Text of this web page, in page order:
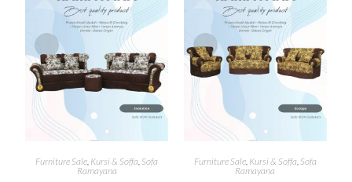
Furniture Sale Kursi & Soffa Sofa
Ramayana
Furniture Sale, Kursi & Soffa Sofa
Ramayana